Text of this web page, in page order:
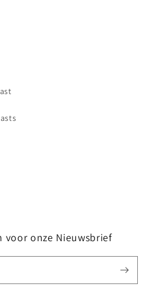
voor onze Nieuwsbrief